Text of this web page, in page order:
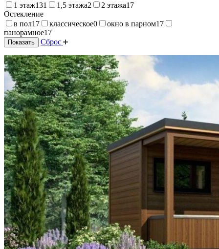
1 этаж131 1,5 этажа2 2 этажа17
Остекление
в пол17 классическое0 окно в парном17
панорамное17
Показать Сброс